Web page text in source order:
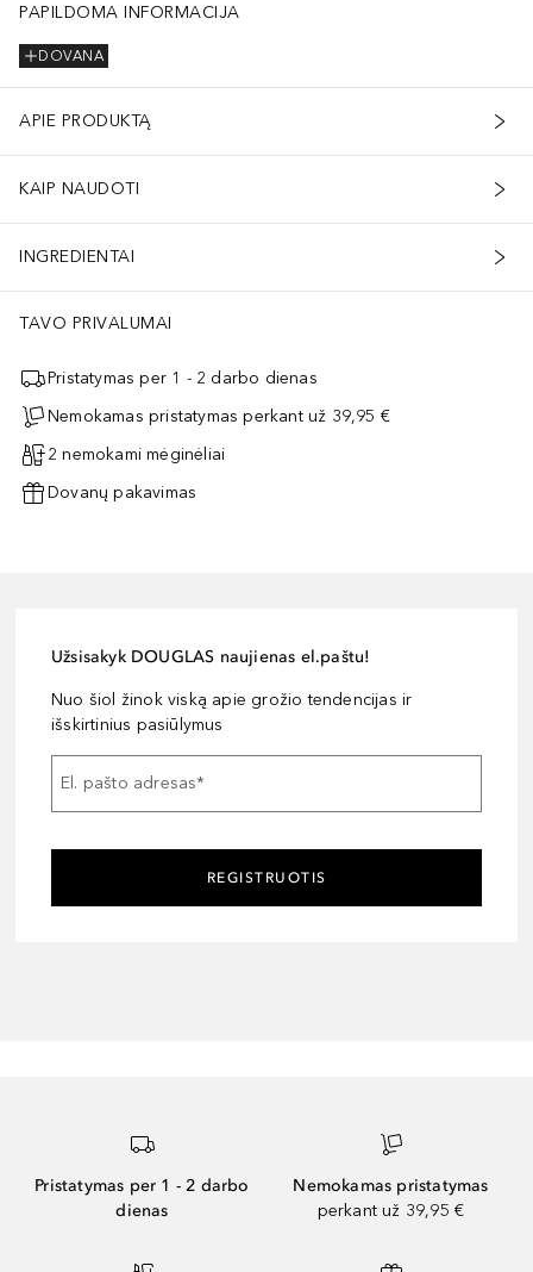
PAPILDOMA INFORMACIJA
DOVANA
APIE PRODUKTĄ
KAIP NAUDOTI
INGREDIENTAI
TAVO PRIVALUMAI
Pristatymas per 1 - 2 darbo dienas
Nemokamas pristatymas perkant už 39,95 €
2 nemokami mėginėliai
Dovanų pakavimas
Užsisakyk DOUGLAS naujienas el.paštu!
Nuo šiol žinok viską apie grožio tendencijas ir
išskirtinius pasiūlymus
El. pašto adresas*
REGISTRUOTIS
Pristatymas per 1 - 2 darbo
dienas
Nemokamas pristatymas
perkant už 39,95 €